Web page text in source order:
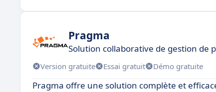
Pragma
Solution collaborative de gestion de
Version gratuite Essai gratuit Démo gratuite
Pragma offre une solution complète et